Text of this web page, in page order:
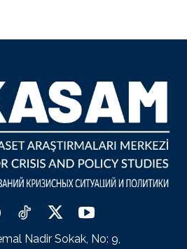
Nadir Sokak, No: 9,